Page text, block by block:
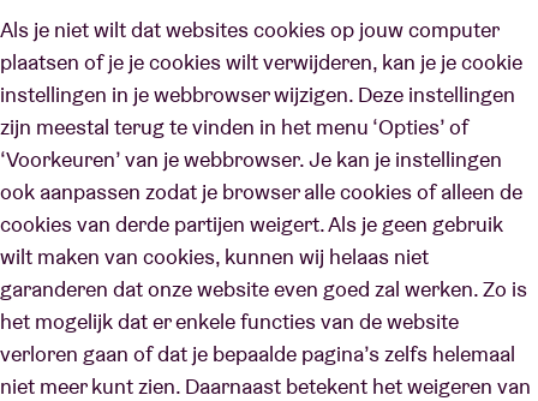
Als je niet wilt dat websites cookies op jouw computer
plaatsen of je je cookies wilt verwijderen, kan je je cookie
instellingen in je webbrowser wijzigen. Deze instellingen
zijn meestal terug te vinden in het menu ‘Opties’ of
‘Voorkeuren’ van je webbrowser. Je kan je instellingen
ook aanpassen zodat je browser alle cookies of alleen de
cookies van derde partijen weigert. Als je geen gebruik
wilt maken van cookies, kunnen wij helaas niet
garanderen dat onze website even goed zal werken. Zo is
het mogelijk dat er enkele functies van de website
verloren gaan of dat je bepaalde pagina’s zelfs helemaal
niet meer kunt zien. Daarnaast betekent het weigeren van